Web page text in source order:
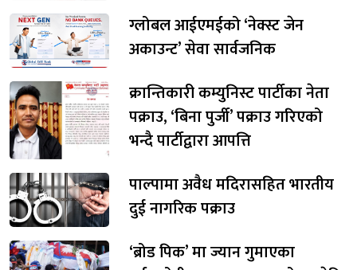
ग्लोबल आईएमईको ‘नेक्स्ट जेन
अकाउन्ट’ सेवा सार्वजनिक
क्रान्तिकारी कम्युनिस्ट पार्टीका नेता
पक्राउ, ‘बिना पुर्जी’ पक्राउ गरिएको
भन्दै पार्टीद्वारा आपत्ति
पाल्पामा अवैध मदिरासहित भारतीय
दुई नागरिक पक्राउ
‘ब्रोड पिक’ मा ज्यान गुमाएका